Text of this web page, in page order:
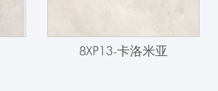
8XP13-卡洛米亚